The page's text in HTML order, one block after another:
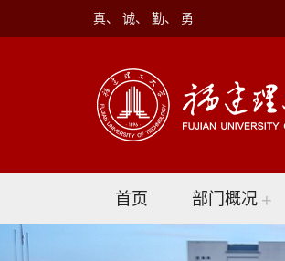
真、 诚、 勤、 勇
首页 部门概况 +